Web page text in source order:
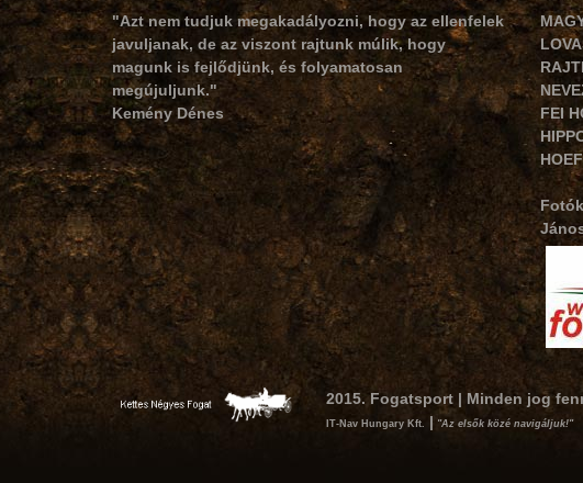
"Azt nem tudjuk megakadályozni, hogy az ellenfelek
javuljanak, de az viszont rajtunk múlik, hogy
magunk is fejlődjünk, és folyamatosan
megújuljunk."
Kemény Dénes
FEI
2015. Fogatsport | Minden jog
IT-Nav Hungary Kft. | "Az elsők közé navigáljuk!"